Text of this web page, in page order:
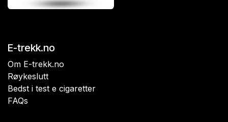
E-trekk.no
Om E-trekk.no
Røykeslutt
Bedst i test e cigaretter
FAQs